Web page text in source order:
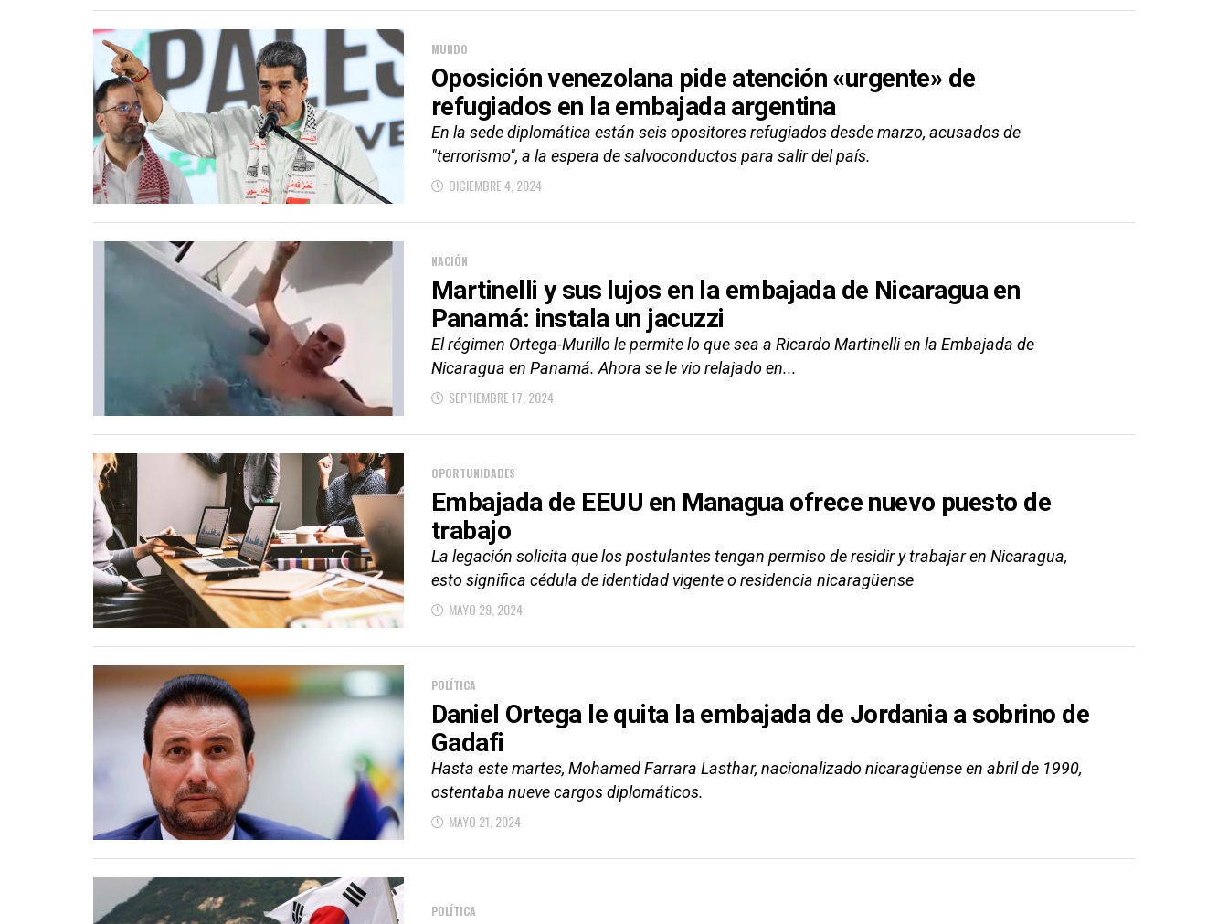
MUNDO
Oposición venezolana pide atención «urgente» de
refugiados en la embajada argentina
En la sede diplomática están seis opositores refugiados desde marzo, acusados de
"terrorismo", a la espera de salvoconductos para salir del país.
DICIEMBRE 4, 2024
NACIÓN
Martinelli y sus lujos en la embajada de Nicaragua en
Panamá: instala un jacuzzi
El régimen Ortega-Murillo le permite lo que sea a Ricardo Martinelli en la Embajada de
Nicaragua en Panamá. Ahora se le vio relajado en...
SEPTIEMBRE 17, 2024
OPORTUNIDADES
Embajada de EEUU en Managua ofrece nuevo puesto de
trabajo
La legación solicita que los postulantes tengan permiso de residir y trabajar en Nicaragua,
esto significa cédula de identidad vigente o residencia nicaragüense
MAYO 29, 2024
POLÍTICA
Daniel Ortega le quita la embajada de Jordania a sobrino de
Gadafi
Hasta este martes, Mohamed Farrara Lasthar, nacionalizado nicaragüense en abril de 1990,
ostentaba nueve cargos diplomáticos.
MAYO 21, 2024
POLÍTICA